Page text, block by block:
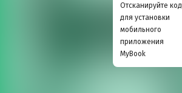
Отсканируйте код
для установки
мобильного
приложения
MyBook